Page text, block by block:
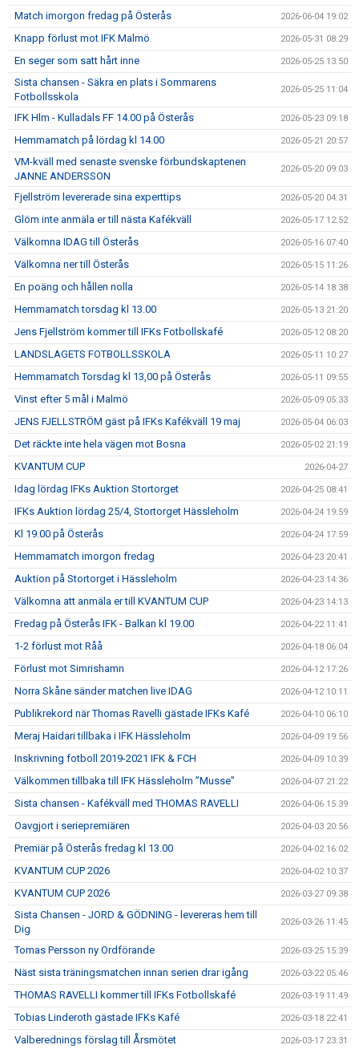
Match imorgon fredag på Österås 2026-06-04 19:02
Knapp förlust mot IFK Malmö 2026-05-31 08:29
En seger som satt hårt inne 2026-05-25 13:50
Sista chansen - Säkra en plats i Sommarens
Fotbollsskola
2026-05-25 11:04
IFK Hlm - Kulladals FF 14.00 på Österås 2026-05-23 09:18
Hemmamatch på lördag kl 14.00 2026-05-21 20:57
VM-kväll med senaste svenske förbundskaptenen
JANNE ANDERSSON
2026-05-20 09:03
Fjellström levererade sina experttips 2026-05-20 04:31
Glöm inte anmäla er till nästa Kafékväll 2026-05-17 12:52
Välkomna IDAG till Österås 2026-05-16 07:40
Välkomna ner till Österås 2026-05-15 11:26
En poäng och hållen nolla 2026-05-14 18:38
Hemmamatch torsdag kl 13.00 2026-05-13 21:20
Jens Fjellström kommer till IFKs Fotbollskafé 2026-05-12 08:20
LANDSLAGETS FOTBOLLSSKOLA 2026-05-11 10:27
Hemmamatch Torsdag kl 13,00 på Österås 2026-05-11 09:55
Vinst efter 5 mål i Malmö 2026-05-09 05:33
JENS FJELLSTRÖM gäst på IFKs Kafékväll 19 maj 2026-05-04 06:03
Det räckte inte hela vägen mot Bosna 2026-05-02 21:19
KVANTUM CUP 2026-04-27
Idag lördag IFKs Auktion Stortorget 2026-04-25 08:41
IFKs Auktion lördag 25/4, Stortorget Hässleholm 2026-04-24 19:59
Kl 19.00 på Österås 2026-04-24 17:59
Hemmamatch imorgon fredag 2026-04-23 20:41
Auktion på Stortorget i Hässleholm 2026-04-23 14:36
Välkomna att anmäla er till KVANTUM CUP 2026-04-23 14:13
Fredag på Österås IFK - Balkan kl 19.00 2026-04-22 11:41
1-2 förlust mot Råå 2026-04-18 06:04
Förlust mot Simrishamn 2026-04-12 17:26
Norra Skåne sänder matchen live IDAG 2026-04-12 10:11
Publikrekord när Thomas Ravelli gästade IFKs Kafé 2026-04-10 06:10
Meraj Haidari tillbaka i IFK Hässleholm 2026-04-09 19:56
Inskrivning fotboll 2019-2021 IFK & FCH 2026-04-09 10:39
Välkommen tillbaka till IFK Hässleholm ”Musse” 2026-04-07 21:22
Sista chansen - Kafékväll med THOMAS RAVELLI 2026-04-06 15:39
Oavgjort i seriepremiären 2026-04-03 20:56
Premiär på Österås fredag kl 13.00 2026-04-02 16:02
KVANTUM CUP 2026 2026-04-02 10:37
KVANTUM CUP 2026 2026-03-27 09:38
Sista Chansen - JORD & GÖDNING - levereras hem till
Dig
2026-03-26 11:45
Tomas Persson ny Ordförande 2026-03-25 15:39
Näst sista träningsmatchen innan serien drar igång 2026-03-22 05:46
THOMAS RAVELLI kommer till IFKs Fotbollskafé 2026-03-19 11:49
Tobias Linderoth gästade IFKs Kafé 2026-03-18 22:41
Valberednings förslag till Årsmötet 2026-03-17 23:31